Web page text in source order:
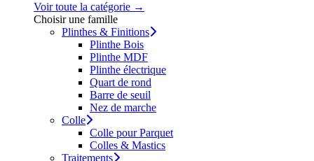
Voir toute la catégorie →
Choisir une famille
Plinthes & Finitions
Plinthe Bois
Plinthe MDF
Plinthe électrique
Quart de rond
Barre de seuil
Nez de marche
Colle
Colle pour Parquet
Colles & Mastics
Traitements